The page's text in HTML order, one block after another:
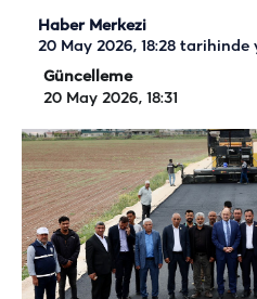
Haber Merkezi
20 May 2026, 18:28 tarihinde
Güncelleme
20 May 2026, 18:31